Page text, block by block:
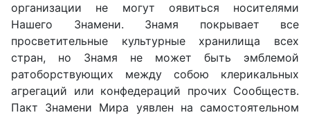
организации не могут оявиться носителями
Нашего Знамени. Знамя покрывает все
просветительные культурные хранилища всех
стран, но Знамя не может быть эмблемой
ратоборствующих между собою клерикальных
агрегаций или конфедераций прочих Сообществ.
Пакт Знамени Мира уявлен на самостоятельном